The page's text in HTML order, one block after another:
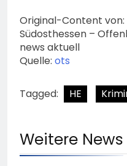
Original-Content von:
Südosthessen –
news aktuell
Quelle: ots
Tagged: HE
Weitere News